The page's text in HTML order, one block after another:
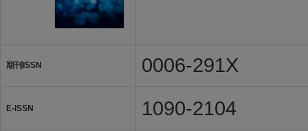
期刊ISSN 0006-291X
E-ISSN 1090-2104